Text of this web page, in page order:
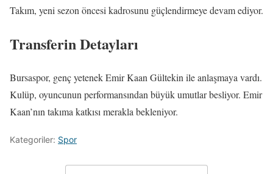
Takım, yeni sezon öncesi kadrosunu güçlendirmeye devam ediyor.
Transferin Detayları
Bursaspor, genç yetenek Emir Kaan Gültekin ile anlaşmaya vardı.
Kulüp, oyuncunun performansından büyük umutlar besliyor. Emir
Kaan’nın takıma katkısı merakla bekleniyor.
Kategoriler: Spor